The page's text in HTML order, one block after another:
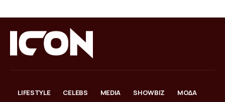
LIFESTYLE CELEBS MEDIA SHOWBIZ
ΜΟΔΑ